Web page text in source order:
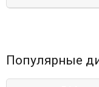
C
до
Популярные